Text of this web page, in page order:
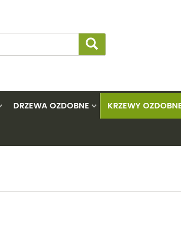
Rokitniki
DRZEWA OZDOBNE
Buki
Trzmieliny
KRZEWY
Budleje